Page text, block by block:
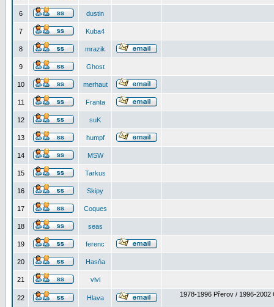
6 dustin
7 Kuba4
8 mrazik
9 Ghost
10 merhaut
11 Franta
12 suK
13 humpf
14 MSW
15 Tarkus
16 Skipy
17 Coques
18 seas
19 ferenc
20 Hasňa
21 vivi
22 Hlava 1978-1996 Přerov / 1996-2002